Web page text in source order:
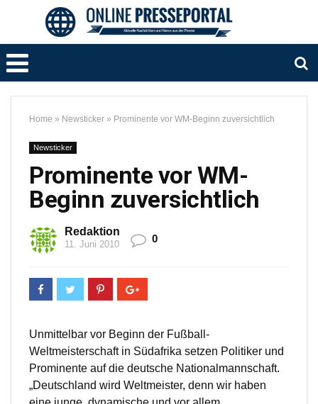
Home » Newsticker » Prominente vor WM-Beginn zuversichtlich
Newsticker
Prominente vor WM-
Beginn zuversichtlich
Redaktion
11. Juni 2010 0
Unmittelbar vor Beginn der Fußball-
Weltmeisterschaft in Südafrika setzen Politiker und
Prominente auf die deutsche Nationalmannschaft.
„Deutschland wird Weltmeister, denn wir haben